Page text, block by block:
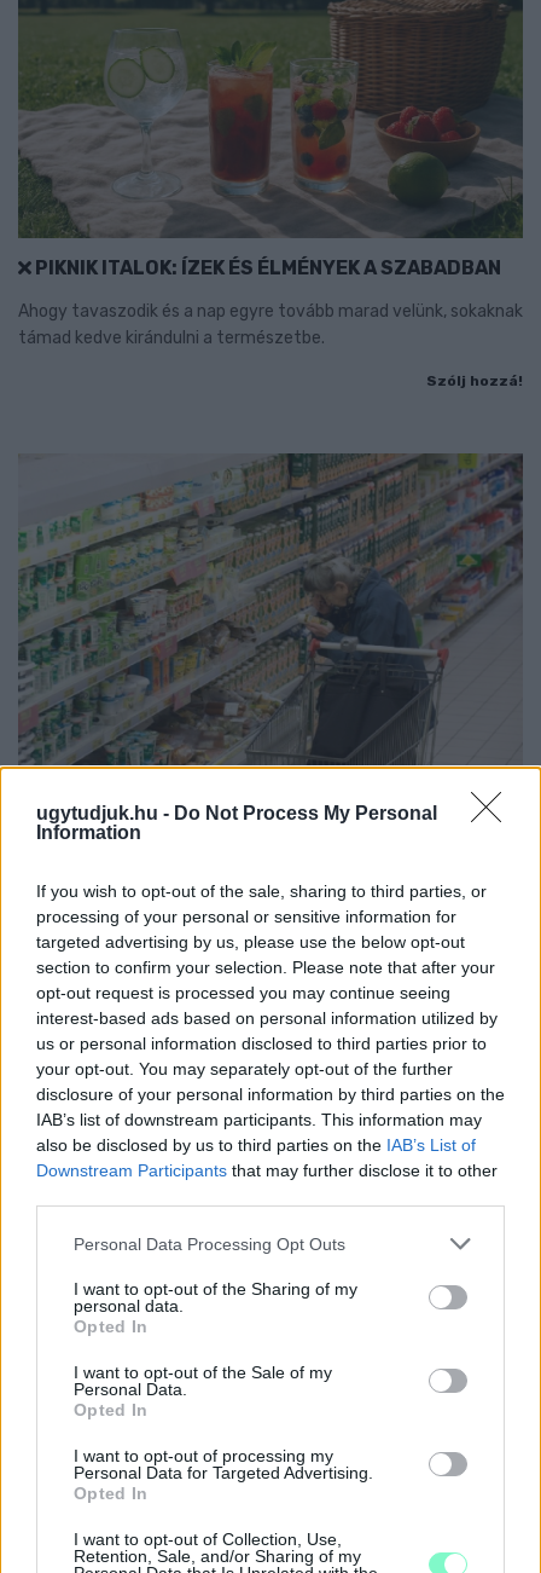
ugytudjuk.hu - Do Not Process My Personal
Information
If you wish to opt-out of the sale, sharing to third parties, or
processing of your personal or sensitive information for
targeted advertising by us, please use the below opt-out
section to confirm your selection. Please note that after your
opt-out request is processed you may continue seeing
interest-based ads based on personal information utilized by
us or personal information disclosed to third parties prior to
your opt-out. You may separately opt-out of the further
disclosure of your personal information by third parties on the
IAB’s list of downstream participants. This information may
also be disclosed by us to third parties on the IAB’s List of
Downstream Participants that may further disclose it to other
Please note that this website/app uses one or more Google
not limited to your visit or usage behaviour. You may click to
grant or deny consent to Google and its third-party tags to
use your data for below specified purposes in below Google
consent section.
Personal Data Processing Opt Outs
I want to opt-out of the Sharing of my
personal data.
Opted In
I want to opt-out of the Sale of my
Personal Data.
Opted In
I want to opt-out of processing my
Personal Data for Targeted Advertising.
Opted In
I want to opt-out of Collection, Use,
Retention, Sale, and/or Sharing of my
PIKNIK ITALOK: ÍZEK ÉS ÉLMÉNYEK A SZABADBAN
Ahogy tavaszodik és a nap egyre tovább marad velünk, sokaknak
támad kedve kirándulni a természetbe.
Szólj hozzá!
ÖRÖMHÍR: TÍZ ÉVE NEM VOLT ILYEN ALACSONY AZ
INFLÁCIÓ MAGYARORSZÁGON
összevetésben a fogyasztói árak, miközben az élelmiszerek ára
már csökkent.
Szólj hozzá!
A BAROKK ÖSSZES ÁRNYALATA ÉS MÉG EGY SOR
GYŐRBEN
Középpontban a hagyományőrzés, de lesz Pogány Induló és